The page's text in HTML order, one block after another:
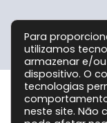
Grupo CPC
Para
utilizamos
armazenar e/
dispositivo. O
tecnologias
neste site. Não